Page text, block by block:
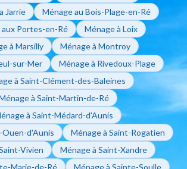
Jarrie
Ménage au Bois-Plage-en-Ré
Portes-en-Ré
Ménage à Loix
à Marsilly
Ménage à Montroy
sur-Mer
Ménage à Rivedoux-Plage
à Saint-Clément-des-Baleines
à Saint-Martin-de-Ré
à Saint-Médard-d'Aunis
Ouen-d'Aunis
Ménage à Saint-Rogatien
Vivien
Ménage à Saint-Xandre
Marie-de-Ré
Ménage à Sainte-Soulle